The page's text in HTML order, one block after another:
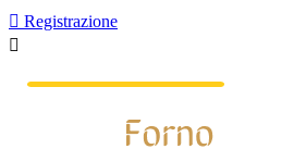
 Registrazione
